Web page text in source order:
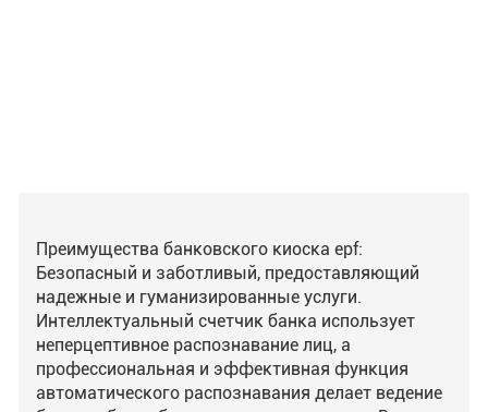
Преимущества банковского киоска epf:
Безопасный и заботливый, предоставляющий
надежные и гуманизированные услуги.
Интеллектуальный счетчик банка использует
неперцептивное распознавание лиц, а
профессиональная и эффективная функция
автоматического распознавания делает ведение